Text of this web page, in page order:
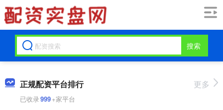
搜索
正规配资平台排行
已收录999+家平台
更多